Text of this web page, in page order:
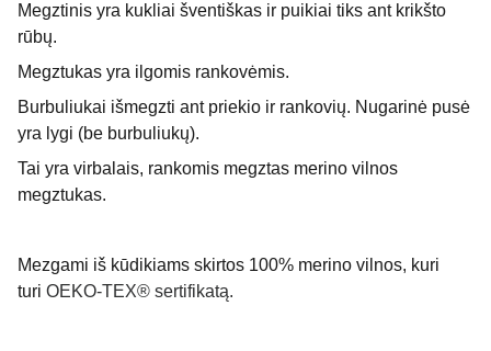
Megztinis yra kukliai šventiškas ir puikiai tiks ant krikšto
rūbų.
Megztukas yra ilgomis rankovėmis.
Burbuliukai išmegzti ant priekio ir rankovių. Nugarinė pusė
yra lygi (be burbuliukų).
Tai yra virbalais, rankomis megztas merino vilnos
megztukas.
Mezgami iš kūdikiams skirtos 100% merino vilnos, kuri
turi OEKO-TEX® sertifikatą.